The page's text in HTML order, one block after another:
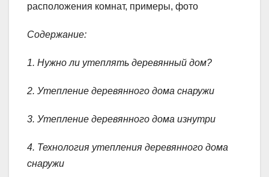
расположения комнат, примеры, фото
Содержание:
1. Нужно ли утеплять деревянный дом?
2. Утепление деревянного дома снаружи
3. Утепление деревянного дома изнутри
4. Технология утепления деревянного дома
снаружи